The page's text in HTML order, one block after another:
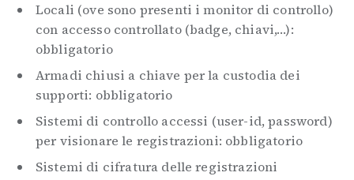
Locali (ove sono presenti i monitor di controllo)
con accesso controllato (badge, chiavi,…):
obbligatorio
Armadi chiusi a chiave per la custodia dei
supporti: obbligatorio
Sistemi di controllo accessi (user-id, password)
per visionare le registrazioni: obbligatorio
Sistemi di cifratura delle registrazioni